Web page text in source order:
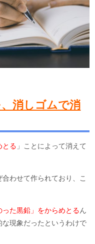
消しゴムで消
とる 」ことによって消えて
わせて作られており、こ
った黒鉛」をからめとるん
現象だったというわけで